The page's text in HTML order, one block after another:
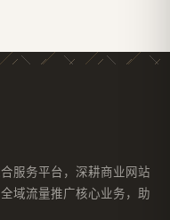
服务平台，深耕商业网站
域流量推广核心业务，助